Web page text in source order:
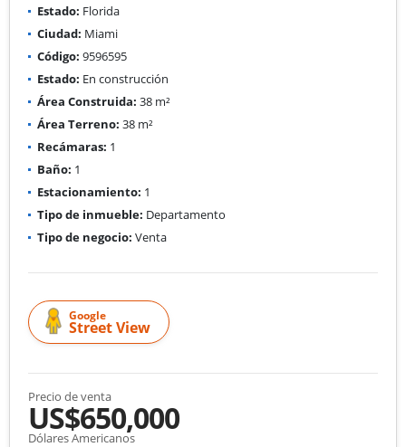
Estado: Florida
Ciudad: Miami
Código: 9596595
Estado: En construcción
Área Construida: 38 m²
Área Terreno: 38 m²
Recámaras: 1
Baño: 1
Estacionamiento: 1
Tipo de inmueble: Departamento
Tipo de negocio: Venta
Google
Street View
Precio de venta
US$650,000
Dólares Americanos